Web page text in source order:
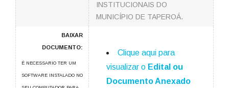
INSTITUCIONAIS DO
MUNICÍPIO DE TAPEROÁ.
BAIXAR
DOCUMENTO:
É NECESSARIO TER UM
SOFTWARE INSTALADO NO
Clique aqui para
visualizar o Edital ou
Documento Anexado